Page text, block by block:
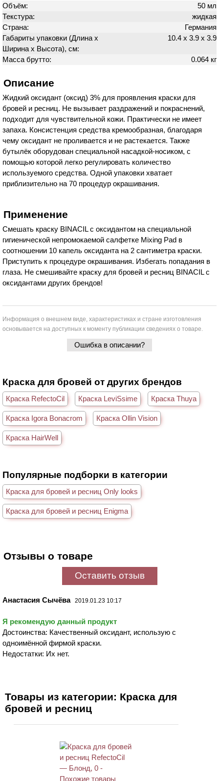
Объём:
50 мл
Текстура:
жидкая
Страна:
Германия
Габариты упаковки (Длина х
Ширина х Высота), см:
10.4 х 3.9 х 3.9
Масса брутто: 0.064 кг
Описание
Жидкий оксидант (оксид) 3% для проявления краски для
бровей и ресниц. Не вызывает раздражений и покраснений,
подходит для чувствительной кожи. Практически не имеет
запаха. Консистенция средства кремообразная, благодаря
чему оксидант не проливается и не растекается. Также
бутылёк оборудован специальной насадкой-носиком, с
помощью которой легко регулировать количество
используемого средства. Одной упаковки хватает
приблизительно на 70 процедур окрашивания.
Применение
Смешать краску BINACIL с оксидантом на специальной
гигиенической непромокаемой салфетке Mixing Pad в
соотношении 10 капель оксиданта на 2 сантиметра краски.
Приступить к процедуре окрашивания. Избегать попадания в
глаза. Не смешивайте краску для бровей и ресниц BINACIL с
оксидантами других брендов!
Информация о внешнем виде, характеристиках и стране изготовления
основывается на доступных к моменту публикации сведениях о товаре.
Ошибка в описании?
Краска для бровей от других брендов
Краска RefectoCil Краска LeviSsime Краска Thuya
Краска Igora Bonacrom Краска Ollin Vision
Краска HairWell
Популярные подборки в категории
Краска для бровей и ресниц Only looks
Краска для бровей и ресниц Enigma
Отзывы о товаре
Оставить отзыв
Анастасия Сычёва 2019.01.23 10:17
Я рекомендую данный продукт
Достоинства: Качественный оксидант, использую с
одноимённой фирмой краски.
Недостатки: Их нет.
Товары из категории: Краска для
бровей и ресниц